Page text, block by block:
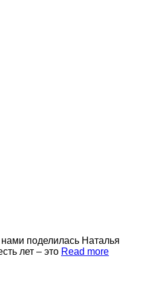
поделилась Наталья
лет – это Read more